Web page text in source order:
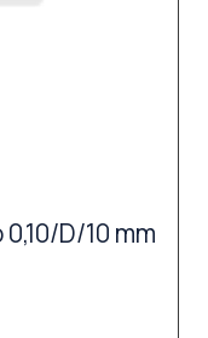
D/10 mm